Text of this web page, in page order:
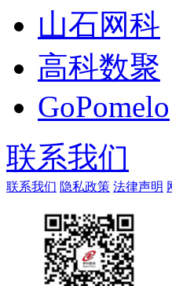
山石网科
高科数聚
GoPomelo
联系我们
联系我们 隐私政策 法律声明